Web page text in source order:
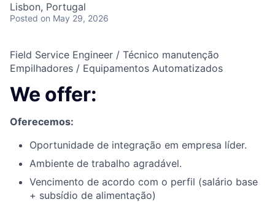
Lisbon, Portugal
Posted on May 29, 2026
Field Service Engineer / Técnico manutenção
Empilhadores / Equipamentos Automatizados
We offer:
Oferecemos:
Oportunidade de integração em empresa líder.
Ambiente de trabalho agradável.
Vencimento de acordo com o perfil (salário base
+ subsídio de alimentação)